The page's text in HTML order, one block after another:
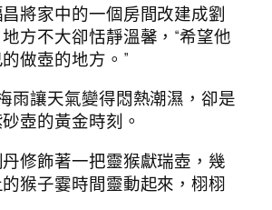
將家中的一個房間改建成劉
方不大卻恬靜溫馨，“希望他
做壺的地方。”
雨讓天氣變得悶熱潮濕，卻是
壺的黃金時刻。
修飾著一把靈猴獻瑞壺，幾
猴子霎時間靈動起來，栩栩